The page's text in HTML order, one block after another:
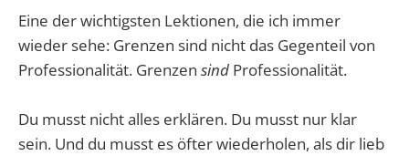
Eine der wichtigsten Lektionen, die ich immer
wieder sehe: Grenzen sind nicht das Gegenteil von
Professionalität. Grenzen sind Professionalität.
Du musst nicht alles erklären. Du musst nur klar
sein. Und du musst es öfter wiederholen, als dir lieb